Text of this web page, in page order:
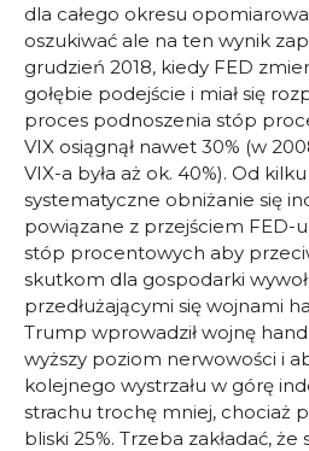
dla całego okresu
oszukiwać ale na ten wynik
grudzień 2018, kiedy FED
gołębie podejście i miał się
proces podnoszenia stóp
VIX osiągnął nawet 30% (w
VIX-a była aż ok. 40%). Od
systematyczne obniżanie się
powiązane z przejściem FED-
stóp procentowych aby
skutkom dla gospodarki
przedłużającymi się wojnami
Trump wprowadził wojnę
wyższy poziom nerwowości i
kolejnego wystrzału w górę
strachu trochę mniej, chociaż
bliski 25%. Trzeba zakładać,